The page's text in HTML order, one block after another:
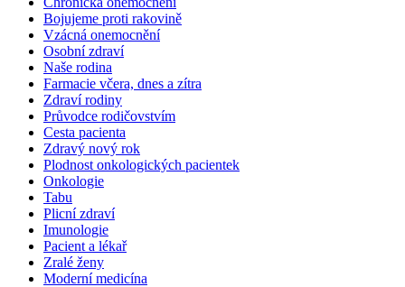
Bojujeme proti rakovině
Vzácná onemocnění
Osobní zdraví
Naše rodina
Farmacie včera, dnes a zítra
Zdraví rodiny
Průvodce rodičovstvím
Cesta pacienta
Zdravý nový rok
Plodnost onkologických pacientek
Onkologie
Tabu
Plicní zdraví
Imunologie
Pacient a lékař
Zralé ženy
Moderní medicína